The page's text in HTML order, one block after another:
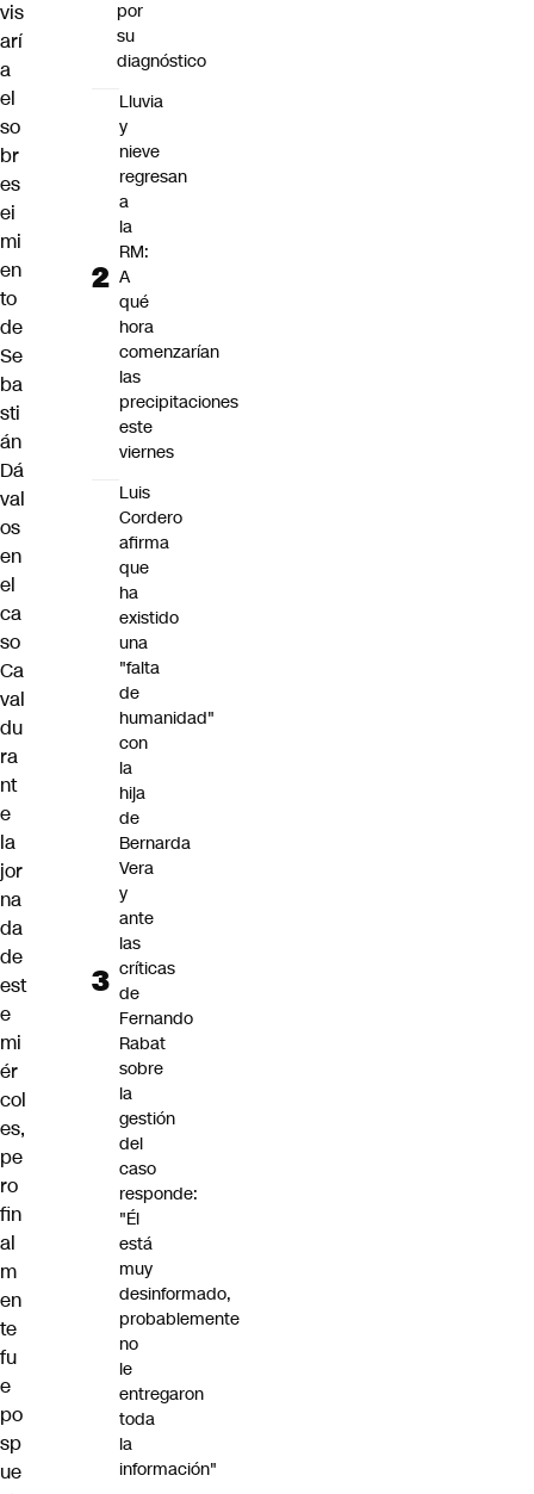
vis
arí
a
el
so
br
es
ei
mi
en
to
de
Se
ba
sti
án
Dá
val
os
en
el
ca
so
Ca
val
du
ra
nt
e
la
jor
na
da
de
est
e
mi
ér
col
es,
pe
ro
fin
al
m
en
te
fu
e
po
sp
ue
por
su
diagnóstico
Lluvia
y
nieve
regresan
a
la
RM:
A
qué
hora
comenzarían
las
precipitaciones
este
viernes
Luis
Cordero
afirma
que
ha
existido
una
"falta
de
humanidad"
con
la
hija
de
Bernarda
Vera
y
ante
las
críticas
de
Fernando
Rabat
sobre
la
gestión
del
caso
responde:
"Él
está
muy
desinformado,
probablemente
no
le
entregaron
toda
la
información"